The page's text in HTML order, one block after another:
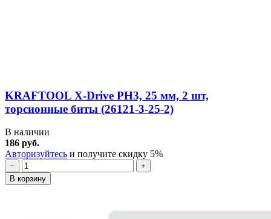
KRAFTOOL X-Drive PH3, 25 мм, 2 шт,
торсионные биты (26121-3-25-2)
В наличии
186 руб.
Авторизуйтесь и получите скидку 5%
−
+
В корзину